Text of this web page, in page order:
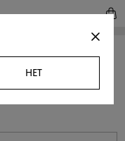
НЕТ